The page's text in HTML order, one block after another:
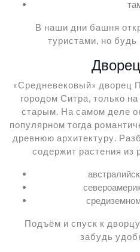
В наши дни башня
туристами, но будь
«Средневековый» дворец
городом Ситра, только
старым. На самом деле
популярном тогда
древнюю архитектуру.
содержит растения из
Подъём и спуск к
забудь